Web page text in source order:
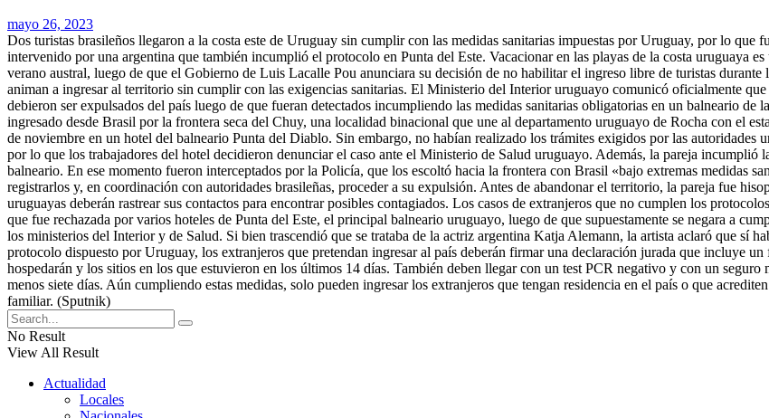
mayo 26, 2023
Dos turistas brasileños llegaron a la costa este de Uruguay sin cumplir con las medidas sanitarias impuestas por Uruguay, por lo que
intervenido por una argentina que también incumplió el protocolo en Punta del Este. Vacacionar en las playas de la costa uruguaya
verano austral, luego de que el Gobierno de Luis Lacalle Pou anunciara su decisión de no habilitar el ingreso libre de turistas
animan a ingresar al territorio sin cumplir con las exigencias sanitarias. El Ministerio del Interior uruguayo comunicó oficialmente
debieron ser expulsados del país luego de que fueran detectados incumpliendo las medidas sanitarias obligatorias en un balneario de
ingresado desde Brasil por la frontera seca del Chuy, una localidad binacional que une al departamento uruguayo de Rocha con el
de noviembre en un hotel del balneario Punta del Diablo. Sin embargo, no habían realizado los trámites exigidos por las
por lo que los trabajadores del hotel decidieron denunciar el caso ante el Ministerio de Salud uruguayo. Además, la pareja incumplió
balneario. En ese momento fueron interceptados por la Policía, que los escoltó hacia la frontera con Brasil «bajo extremas
registrarlos y, en coordinación con autoridades brasileñas, proceder a su expulsión. Antes de abandonar el territorio, la pareja fue
uruguayas deberán rastrear sus contactos para encontrar posibles contagiados. Los casos de extranjeros que no cumplen los
que fue rechazada por varios hoteles de Punta del Este, el principal balneario uruguayo, luego de que supuestamente se negara a
los ministerios del Interior y de Salud. Si bien trascendió que se trataba de la actriz argentina Katja Alemann, la artista aclaró que sí
protocolo dispuesto por Uruguay, los extranjeros que pretendan ingresar al país deberán firmar una declaración jurada que incluye
hospedarán y los sitios en los que estuvieron en los últimos 14 días. También deben llegar con un test PCR negativo y con un
menos siete días. Aún cumpliendo estas medidas, solo pueden ingresar los extranjeros que tengan residencia en el país o que
familiar. (Sputnik)
No Result
View All Result
Actualidad
Locales